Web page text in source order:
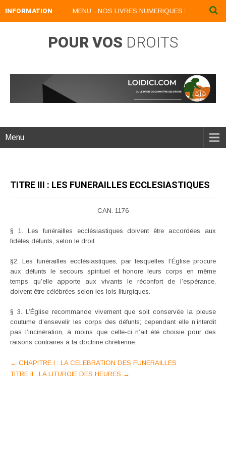
INFORMATION
AU NIVEAU DU MENU ...NOS LIVRES NUMERIQUES
POUR VOS DROITS
Menu
TITRE III : LES FUNERAILLES ECCLESIASTIQUES
CAN. 1176
§ 1. Les funérailles ecclésiastiques doivent être accordées aux
fidèles défunts, selon le droit.
§2. Les funérailles ecclésiastiques, par lesquelles l’Église procure
aux défunts le secours spirituel et honore leurs corps en même
temps qu’elle apporte aux vivants le réconfort de l’espérance,
doivent être célébrées selon les lois liturgiques.
§ 3. L’Église recommande vivement que soit conservée la pieuse
coutume d’ensevelir les corps des défunts; cependant elle n’interdit
pas l’incinération, à moins que celle-ci n’ait été choisie pour des
raisons contraires à la doctrine chrétienne.
Post
navigation
← CHAPITRE I : LA CELEBRATION DES FUNERAILLES
TITRE II : LA LITURGIE DES HEURES →